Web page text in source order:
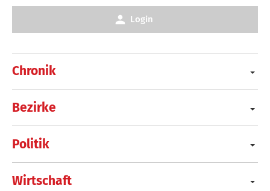
Chronik
Bezirke
Politik
Wirtschaft
Login